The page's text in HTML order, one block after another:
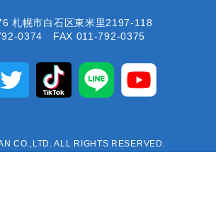
札幌市白石区東米里2197-118
0374 FAX 011-792-0375
CO.,LTD. ALL RIGHTS RESERVED.